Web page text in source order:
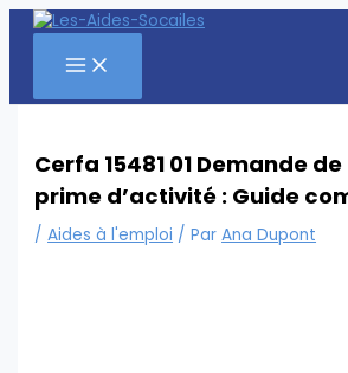
Aller
contenu
Cerfa 15481 01 Demande de
prime d’activité : Guide
/Aides à l'emploi / ParAna Dupont